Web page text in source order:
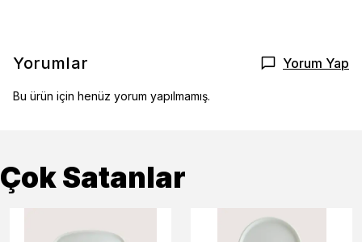
Yorumlar Yorum Yap
Bu ürün için henüz yorum yapılmamış.
Çok Satanlar